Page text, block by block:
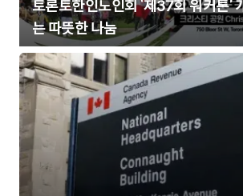
토론토한인노인회 ‘제37회 워커톤’
는 따뜻한 나눔